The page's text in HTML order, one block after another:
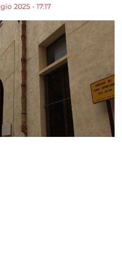
2025 - 17:17